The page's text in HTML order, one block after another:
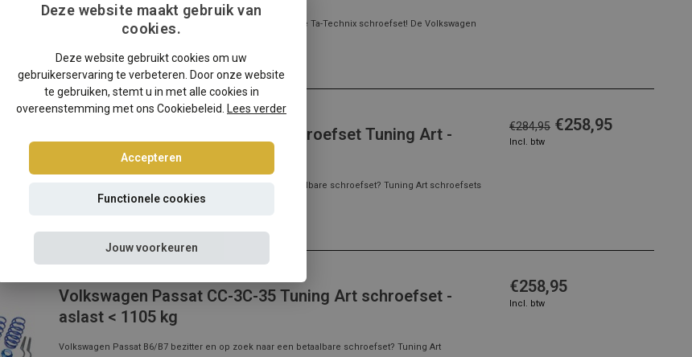
Volkswagen Passat CC-3C-35 verlagen? Kies dan voor deze Ta-Technix schroefset! De Volkswagen
Lees meer
Volkswagen
Volkswagen Passat CC-3C-35 schroefset Tuning Art -
aslast: 1106-1190 kg
Volkswagen Passat CC bezitter en op zoek naar een betaalbare schroefset? Tuning Art schroefsets
helpen je daarbij.
€284,95 €258,95
Incl. btw
Volkswagen Passat CC-3C-35 Tuning Art schroefset -
aslast < 1105 kg
Volkswagen Passat B6/B7 bezitter en op zoek naar een betaalbare schroefset? Tuning Art
€258,95
Incl. btw
Deze website maakt gebruik van
cookies.
Deze website gebruikt cookies om uw
gebruikerservaring te verbeteren. Door onze website
te gebruiken, stemt u in met alle cookies in
overeenstemming met ons Cookiebeleid.
Lees verder
Accepteren
Functionele cookies
Jouw voorkeuren